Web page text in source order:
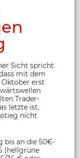
Sicht spricht
mit dem
erst
Trader-
letzte ist,
nicht
bis an die 50€-
(hellgrüne